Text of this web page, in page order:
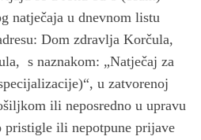
natječaja u dnevnom listu
Dom zdravlja Korčula,
s naznakom: „Natječaj za
u zatvorenoj
ili neposredno u upravu
pristigle ili nepotpune prijave